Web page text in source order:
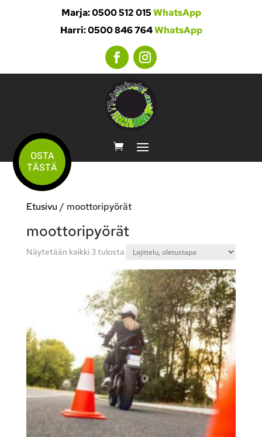
Marja: 0500 512 015WhatsApp
Harri: 0500 846 764WhatsApp
OSTA
TÄSTÄ
Etusivu / moottoripyörät
moottoripyörät
Näytetään kaikki 3 tulosta